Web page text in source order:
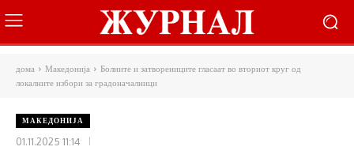
дома Македонија
Болните и затворениците гласаат во вториот круг од
локалните избори за градоначалници
МАКЕДОНИЈА
01.11.2025 11:14